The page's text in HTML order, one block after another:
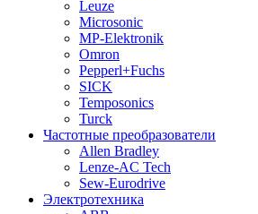
Leuze
Microsonic
MP-Elektronik
Omron
Pepperl+Fuchs
SICK
Temposonics
Turck
Частотные преобразователи
Allen Bradley
Lenze-AC Tech
Sew-Eurodrive
Электротехника